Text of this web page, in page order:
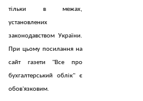
тільки в межах,
установлених
законодавством України.
При цьому посилання на
сайт газети "Все про
бухгалтерський облік" є
обов'язковим.